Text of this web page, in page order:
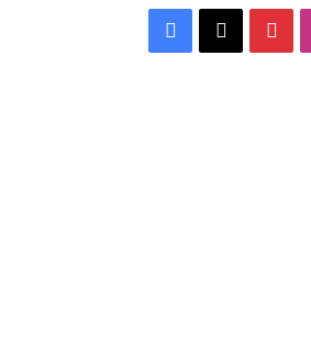
Facebook
X